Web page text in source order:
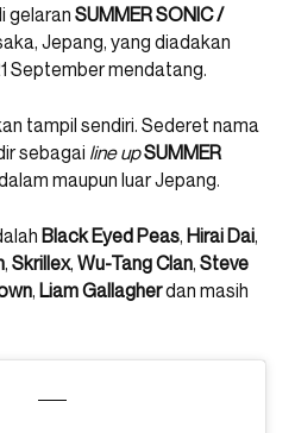
gelaran SUMMER SONIC /
Jepang, yang diadakan
September mendatang.
tampil sendiri. Sederet nama
sebagai line upSUMMER
maupun luar Jepang.
Black Eyed Peas, Hirai Dai,
, Skrillex, Wu-Tang Clan, Steve
, LiamGallagherdan masih